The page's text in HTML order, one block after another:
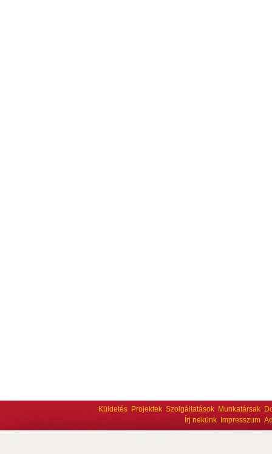
Küldetés Projektek Szolgáltatások Munkatársak
Írj nekünk
Impresszum